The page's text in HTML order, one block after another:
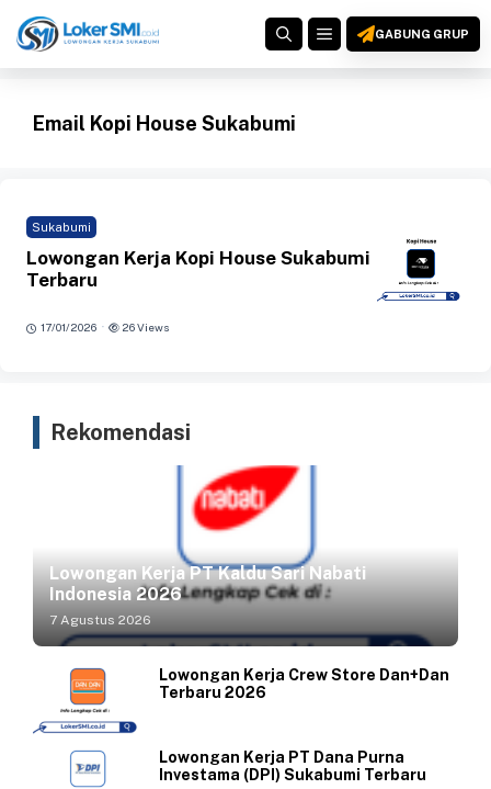
ke
MENUGABUNG GRUP
Email Kopi House Sukabumi
Sukabumi
Lowongan Kerja Kopi House Sukabumi
Terbaru
17/01/2026 · 26 Views
Rekomendasi
Lowongan Kerja PT Kaldu Sari Nabati
Indonesia 2026
7 Agustus 2026
Lowongan Kerja Crew Store Dan+Dan
Terbaru 2026
Lowongan Kerja PT Dana Purna
Investama (DPI) Sukabumi Terbaru